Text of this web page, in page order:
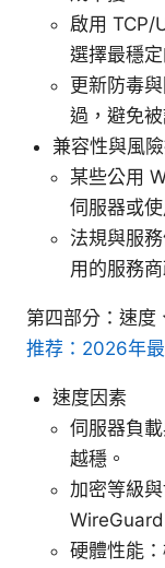
啟用 TCP/
選擇最穩
更新防毒
過，避免
兼容性與風
某些公用
伺服器或
法規與服
用的服務商
第四部分：速度
推荐：2026年
速度因素
伺服器負
越穩。
加密等級
WireGuard
硬體性能